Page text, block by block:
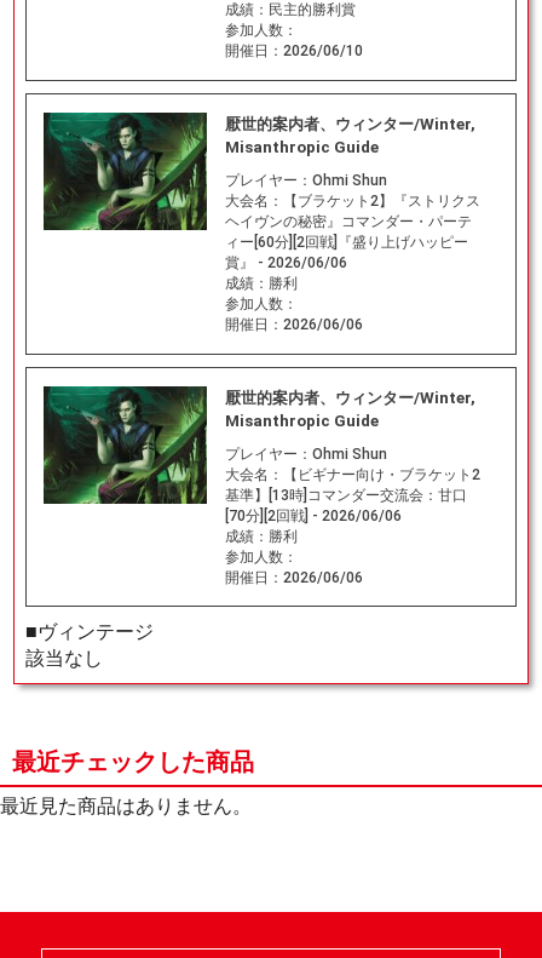
成績： 民主的勝利賞
参加人数：
開催日： 2026/06/10
厭世的案内者、ウィンター/Winter,
Misanthropic Guide
プレイヤー： Ohmi Shun
大会名：
【ブラケット2】『ストリクス
ヘイヴンの秘密』コマンダー・パーテ
ィー[60分][2回戦]『盛り上げハッピー
賞』 - 2026/06/06
成績： 勝利
参加人数：
開催日： 2026/06/06
厭世的案内者、ウィンター/Winter,
Misanthropic Guide
プレイヤー： Ohmi Shun
大会名：
【ビギナー向け・ブラケット2
基準】[13時]コマンダー交流会：甘口
[70分][2回戦] - 2026/06/06
成績： 勝利
参加人数：
開催日： 2026/06/06
■ヴィンテージ
該当なし
最近チェックした商品
最近見た商品はありません。